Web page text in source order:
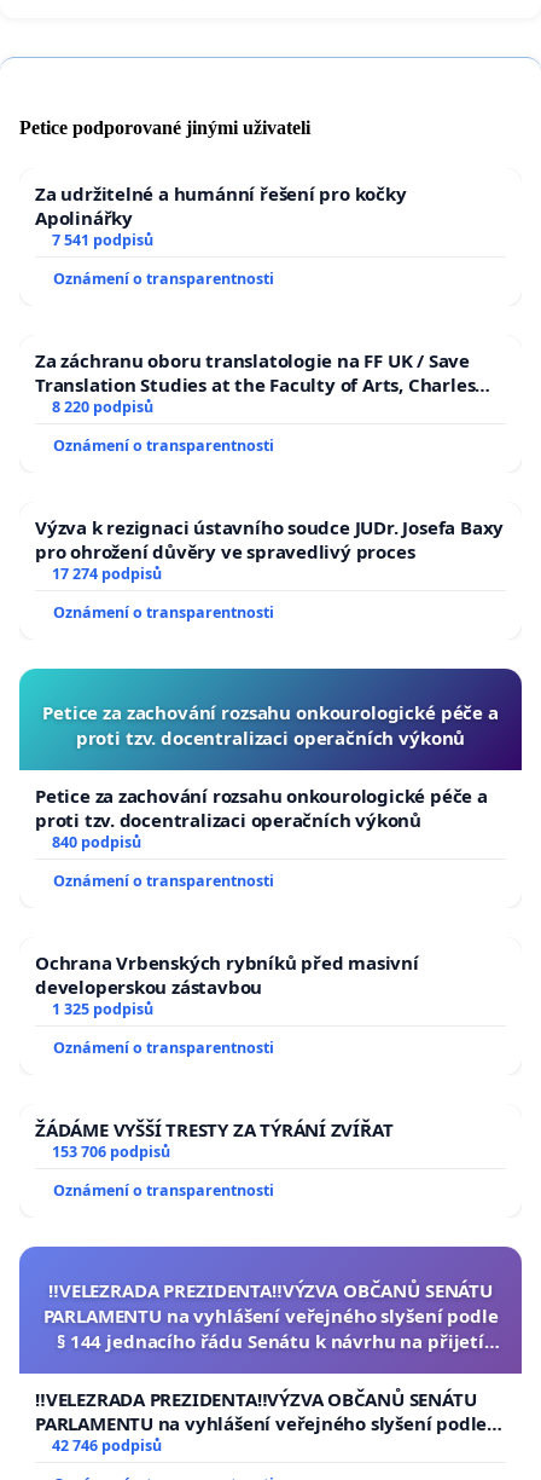
Petice podporované jinými uživateli
Za udržitelné a humánní řešení pro kočky
Apolinářky
7 541 podpisů
Oznámení o transparentnosti
Za záchranu oboru translatologie na FF UK / Save
Translation Studies at the Faculty of Arts, Charles
University
8 220 podpisů
Oznámení o transparentnosti
Výzva k rezignaci ústavního soudce JUDr. Josefa Baxy
pro ohrožení důvěry ve spravedlivý proces
17 274 podpisů
Oznámení o transparentnosti
Petice za zachování rozsahu onkourologické péče a
proti tzv. docentralizaci operačních výkonů
Petice za zachování rozsahu onkourologické péče a
proti tzv. docentralizaci operačních výkonů
840 podpisů
Oznámení o transparentnosti
Ochrana Vrbenských rybníků před masivní
developerskou zástavbou
1 325 podpisů
Oznámení o transparentnosti
ŽÁDÁME VYŠŠÍ TRESTY ZA TÝRÁNÍ ZVÍŘAT
153 706 podpisů
Oznámení o transparentnosti
‼️VELEZRADA PREZIDENTA‼️VÝZVA OBČANŮ SENÁTU
PARLAMENTU na vyhlášení veřejného slyšení podle
§ 144 jednacího řádu Senátu k návrhu na přijetí
republiky
‼️VELEZRADA PREZIDENTA‼️VÝZVA OBČANŮ SENÁTU
PARLAMENTU na vyhlášení veřejného slyšení podle §
144 jednacího řádu Senátu k návrhu na přijetí
42 746 podpisů